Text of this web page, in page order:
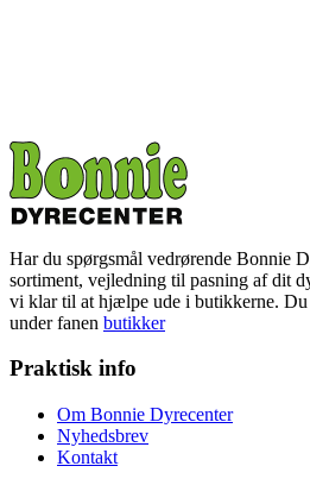
Har du spørgsmål vedrørende Bonnie
sortiment, vejledning til pasning af dit
vi klar til at hjælpe ude i butikkerne.
under fanen butikker
Praktisk info
Om Bonnie Dyrecenter
Nyhedsbrev
Kontakt